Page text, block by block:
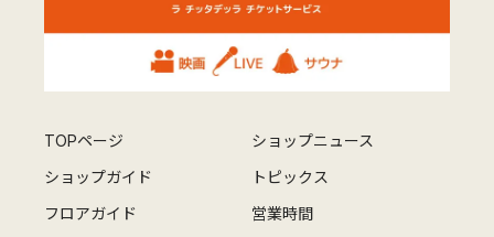
TOPページ
ショップニュース
ショップガイド
トピックス
フロアガイド
営業時間